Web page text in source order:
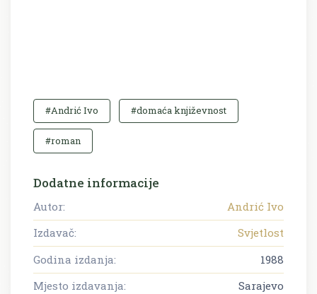
#Andrić Ivo #domaća književnost
#roman
Dodatne informacije
Autor:
Andrić Ivo
Izdavač:
Svjetlost
Godina izdanja:
1988
Mjesto izdavanja:
Sarajevo